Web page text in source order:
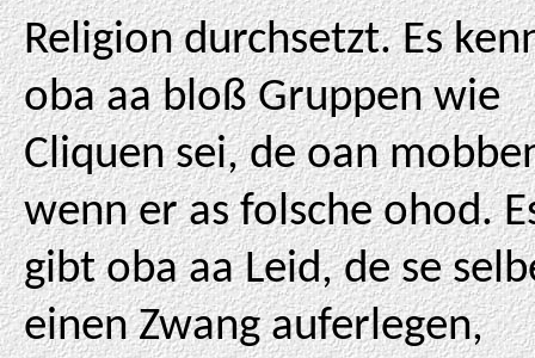
Religion durchsetzt. Es
oba aa bloß Gruppen wie
Cliquen sei, de oan
wenn er as folsche ohod.
gibt oba aa Leid, de se
einen Zwang auferlegen,